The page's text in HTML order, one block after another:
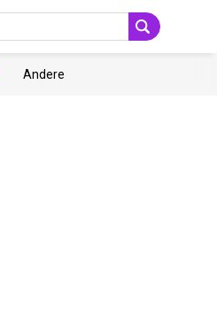
Andere